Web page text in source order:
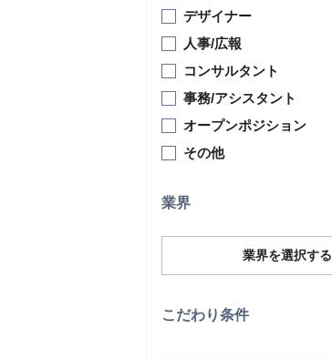
デザイナー
人事/広報
コンサルタント
事務/アシスタント
オープンポジション
その他
業界
業界を選択する
こだわり条件